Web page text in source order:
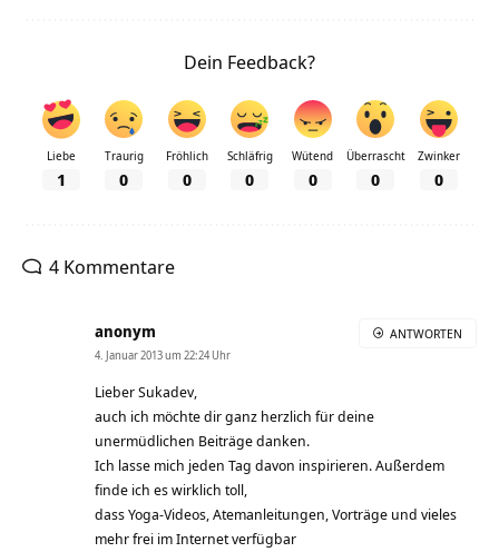
Dein Feedback?
Liebe
1
Traurig
0
Fröhlich
0
Schläfrig
0
Wütend
0
Überrascht
0
Zwinker
0
4 Kommentare
anonym
4. Januar 2013 um 22:24 Uhr
Lieber Sukadev,
auch ich möchte dir ganz herzlich für deine
unermüdlichen Beiträge danken.
Ich lasse mich jeden Tag davon inspirieren. Außerdem
finde ich es wirklich toll,
dass Yoga-Videos, Atemanleitungen, Vorträge und vieles
mehr frei im Internet verfügbar
ANTWORTEN